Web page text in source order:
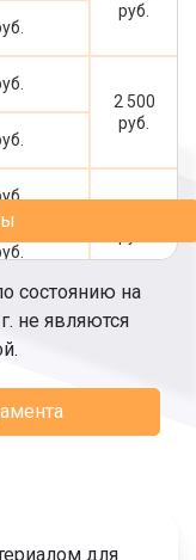
руб.
2 500
руб.
3 000
3 300
3 500
состоянию на
не являются
для